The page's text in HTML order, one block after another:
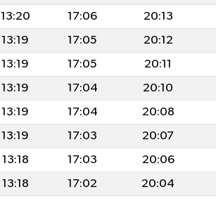
13:20 17:06 20:13
13:19 17:05 20:12
13:19 17:05 20:11
13:19 17:04 20:10
13:19 17:04 20:08
13:19 17:03 20:07
13:18 17:03 20:06
13:18 17:02 20:04